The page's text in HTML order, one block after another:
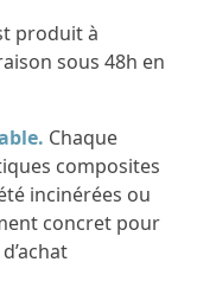
produit à
sous 48h en
Chaque
composites
incinérées ou
concret pour